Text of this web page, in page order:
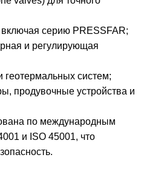
серию PRESSFAR;
и регулирующая
геотермальных систем;
продувочные устройства и
по международным
и ISO 45001, что